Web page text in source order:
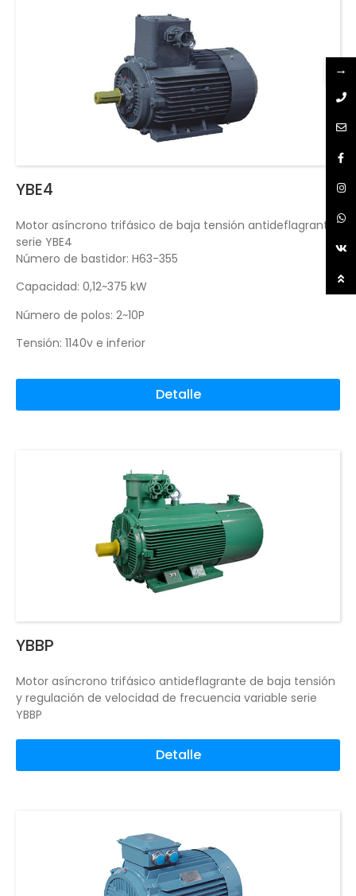
YBE4
Motor asíncrono trifásico de baja tensión antideflagrante
serie YBE4
Número de bastidor: H63-355
Capacidad: 0,12~375 kW
Número de polos: 2~10P
Tensión: 1140v e inferior
Detalle
YBBP
Motor asíncrono trifásico antideflagrante de baja tensión
y regulación de velocidad de frecuencia variable serie
YBBP
Detalle
→